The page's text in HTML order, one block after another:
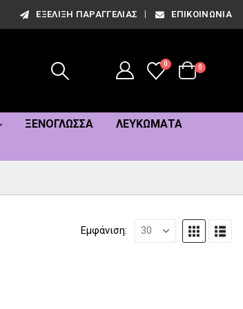
ΕΞΈΛΙΞΗ ΠΑΡΑΓΓΕΛΊΑΣ ΕΠΙΚΟΙΝΩΝΊΑ
0
0
ΞΕΝΌΓΛΩΣΣΑ
ΛΕΥΚΏΜΑΤΑ
Εμφάνιση: